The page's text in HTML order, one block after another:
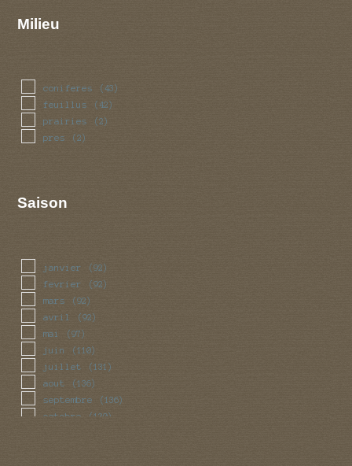
Milieu
coniferes (43)
feuillus (42)
prairies (2)
pres (2)
Saison
janvier (92)
fevrier (92)
mars (92)
avril (92)
mai (97)
juin (110)
juillet (131)
aout (136)
septembre (136)
octobre (130)